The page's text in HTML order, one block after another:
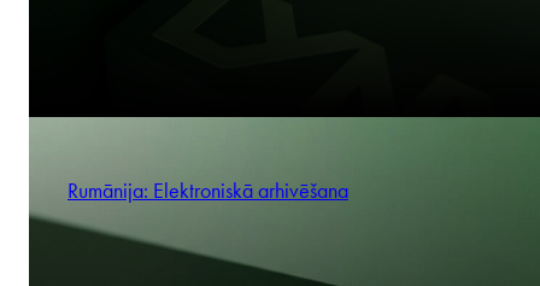
Rumānija: Elektroniskā arhivēšana